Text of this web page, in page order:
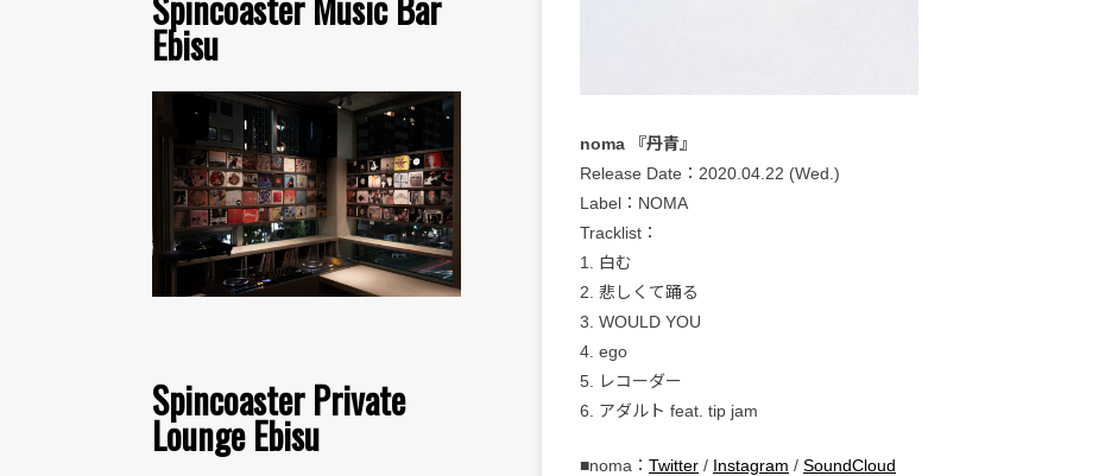
Ebisu
Spincoaster Private
Lounge Ebisu
noma 『丹青』
Release Date：2020.04.22 (Wed.)
Label：NOMA
Tracklist：
1. 白む
2. 悲しくて踊る
3. WOULD YOU
4. ego
5. レコーダー
6. アダルト feat. tip jam
■noma： Twitter / Instagram / SoundCloud